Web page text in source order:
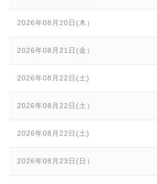
2026年08月20日(木）
2026年08月21日(金）
2026年08月22日(土)
2026年08月22日(土）
2026年08月22日(土)
2026年08月23日(日）